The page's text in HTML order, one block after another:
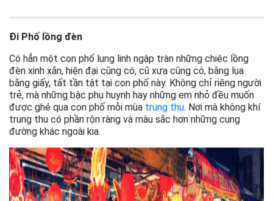
Đi Phố lồng đèn
Có hẳn một con phố lung linh ngập tràn những chiêc lồng
đèn xinh xắn, hiện đại cũng có, cũ xưa cũng có, bằng lụa
bằng giấy, tất tần tật tại con phố này. Không chỉ riêng người
trẻ, mà những bậc phụ huynh hay những em nhỏ đều muốn
được ghé qua con phố mỗi mùa trung thu. Nơi mà không khí
trung thu có phần rộn ràng và màu sắc hơn những cung
đường khác ngoài kia.